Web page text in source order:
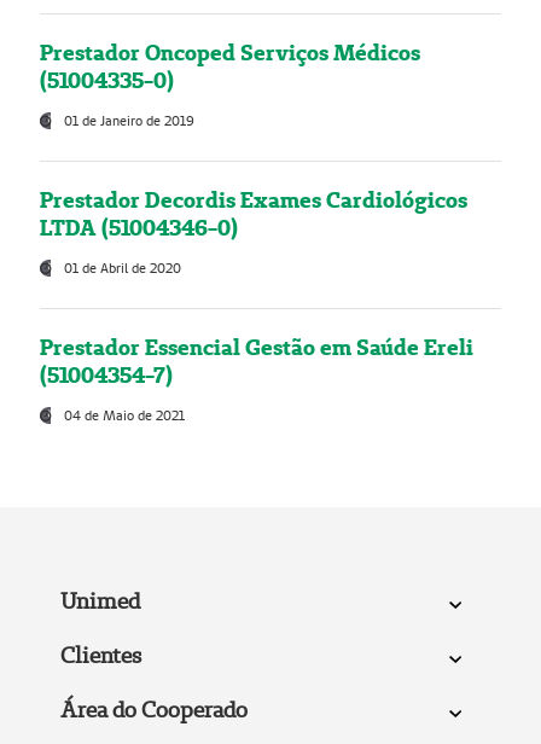
Prestador Oncoped Serviços Médicos
(51004335-0)
01 de Janeiro de 2019
Prestador Decordis Exames Cardiológicos
LTDA (51004346-0)
01 de Abril de 2020
Prestador Essencial Gestão em Saúde Ereli
(51004354-7)
04 de Maio de 2021
Unimed
Clientes
Área do Cooperado